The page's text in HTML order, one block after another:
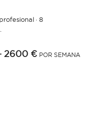
·8
2600 € POR SEMANA